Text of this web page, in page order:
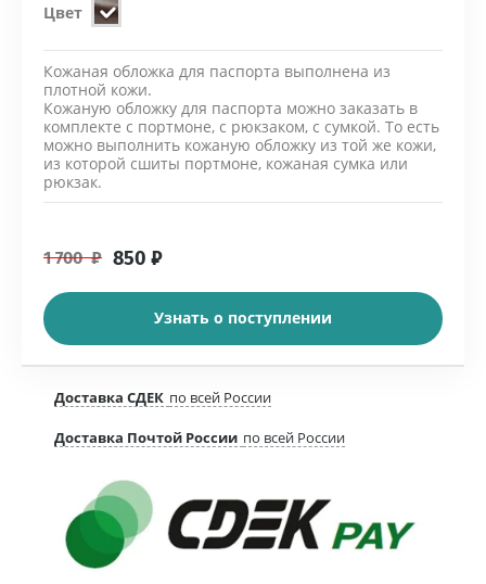
Цвет
Кожаная обложка для паспорта выполнена из
плотной кожи.
Кожаную обложку для паспорта можно заказать в
комплекте с портмоне, с рюкзаком, с сумкой. То есть
можно выполнить кожаную обложку из той же кожи,
из которой сшиты портмоне, кожаная сумка или
рюкзак.
1 700₽ 850 ₽
Узнать о поступлении
Доставка СДЕК по всей России
Доставка Почтой России по всей России